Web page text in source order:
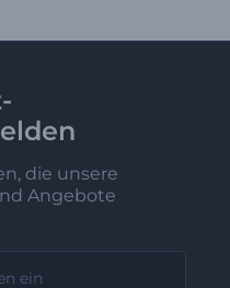
die unsere
Angebote